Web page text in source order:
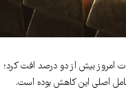
در معاملات امروز بیش از دو درصد افت کرد؛
اصلی این کاهش بوده است.